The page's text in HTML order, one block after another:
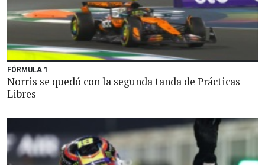
FÓRMULA 1
Norris se quedó con la segunda tanda de Prácticas
Libres